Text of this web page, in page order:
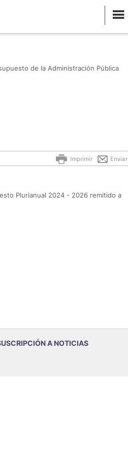
de la Administración Pública
Enviar
Imprimir
Plurianual 2024 - 2026 remitido a
A NOTICIAS